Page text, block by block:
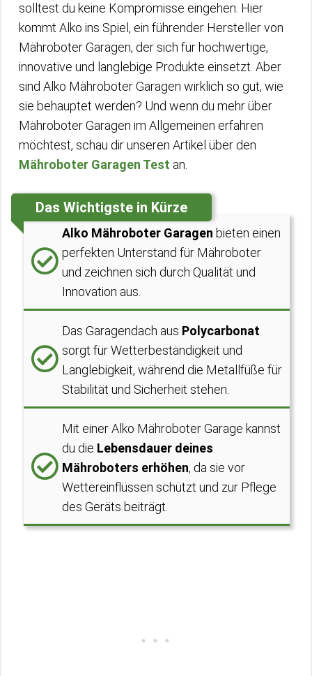
solltest du keine Kompromisse eingehen. Hier
kommt Alko ins Spiel, ein führender Hersteller von
Mähroboter Garagen, der sich für hochwertige,
innovative und langlebige Produkte einsetzt. Aber
sind Alko Mähroboter Garagen wirklich so gut, wie
sie behauptet werden? Und wenn du mehr über
Mähroboter Garagen im Allgemeinen erfahren
möchtest, schau dir unseren Artikel über den
Mähroboter Garagen Test an.
Das Wichtigste in Kürze
Alko Mähroboter Garagen bieten einen
perfekten Unterstand für Mähroboter
und zeichnen sich durch Qualität und
Innovation aus.
Das Garagendach aus Polycarbonat
sorgt für Wetterbeständigkeit und
Langlebigkeit, während die Metallfüße für
Stabilität und Sicherheit stehen.
Mit einer Alko Mähroboter Garage kannst
du die Lebensdauer deines
Mähroboters erhöhen, da sie vor
Wettereinflüssen schützt und zur Pflege
des Geräts beiträgt.